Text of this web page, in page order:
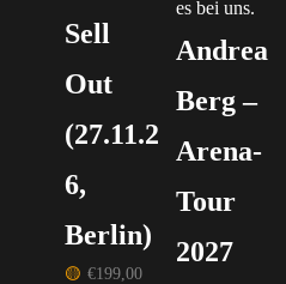
Sell
Out
(27.11.2
6,
Berlin)
🟡 €199,00
Andrea
Berg –
Arena-
Tour
2027